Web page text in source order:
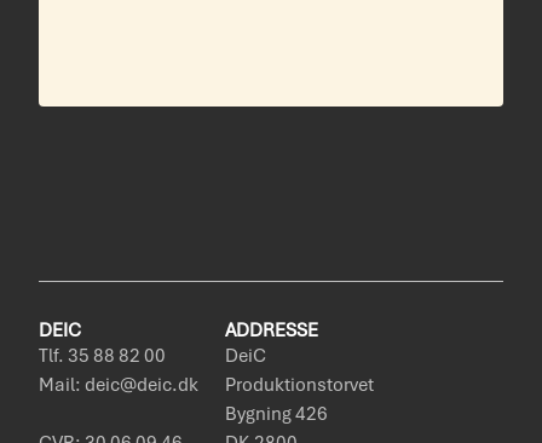
DEIC
Tlf. 35 88 82 00
Mail: deic@deic.dk
ADDRESSE
DeiC
Produktionstorvet
Bygning 426